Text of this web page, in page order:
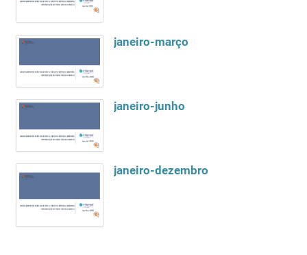
janeiro-março
janeiro-junho
janeiro-dezembro